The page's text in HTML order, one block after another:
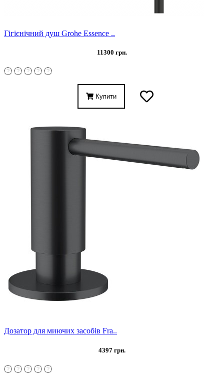
Гігієнічний душ Grohe Essence ..
11300 грн.
Купити
Дозатор для миючих засобів Fra..
4397 грн.